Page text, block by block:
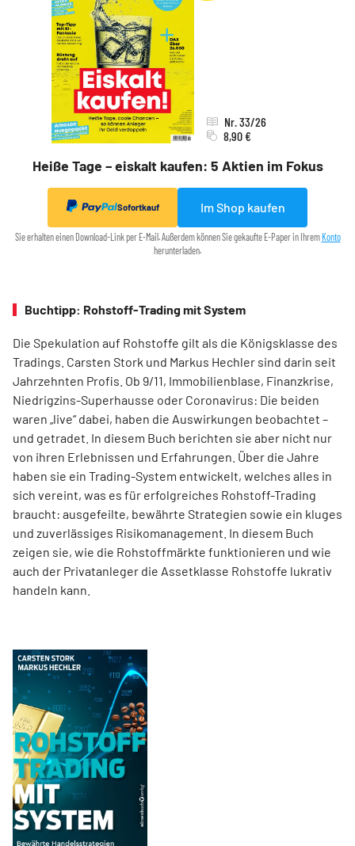
Heiße Tage – eiskalt kaufen: 5 Aktien im Fokus
Nr. 33/26
8,90 €
Sofortkauf Im Shop kaufen
Sie erhalten einen Download-Link per E-Mail. Außerdem können Sie gekaufte E-Paper in Ihrem Konto
herunterladen.
Buchtipp: Rohstoff-Trading mit System
Die Spekulation auf Rohstoffe gilt als die Königsklasse des
Tradings. Carsten Stork und Markus Hechler sind darin seit
Jahrzehnten Profis. Ob 9/11, Immobilienblase, Finanzkrise,
Niedrigzins-Superhausse oder Coronavirus: Die beiden
waren „live“ dabei, haben die Auswirkungen beobachtet –
und getradet. In diesem Buch berichten sie aber nicht nur
von ihren Erlebnissen und Erfahrungen. Über die Jahre
haben sie ein Trading-System entwickelt, welches alles in
sich vereint, was es für erfolgreiches Rohstoff-Trading
braucht: ausgefeilte, bewährte Strategien sowie ein kluges
und zuverlässiges Risikomanagement. In diesem Buch
zeigen sie, wie die Rohstoffmärkte funktionieren und wie
auch der Privatanleger die Assetklasse Rohstoffe lukrativ
handeln kann.